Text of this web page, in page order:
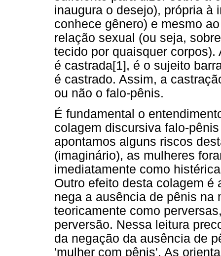
inaugura o desejo), própria à
conhece gênero) e mesmo
relação sexual (ou seja,
tecido por quaisquer
é castrada[1], é o sujeito
é castrado. Assim, a
ou não o falo-pênis.
É fundamental o
colagem discursiva falo-
apontamos alguns riscos
(imaginário), as mulheres
imediatamente como
Outro efeito desta colagem é
nega a ausência de pênis na
teoricamente como
perversão. Nessa leitura
da negação da ausência de
'mulher com pênis'. As